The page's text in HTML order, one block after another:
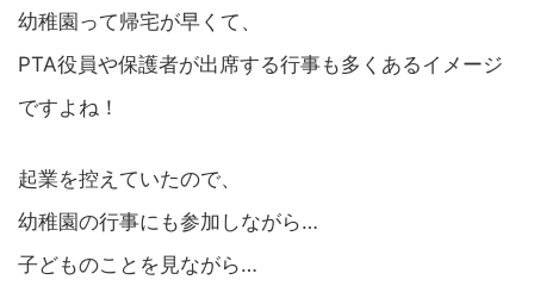
幼稚園って帰宅が早くて、
PTA役員や保護者が出席する行事も多くあるイメージ
ですよね！
起業を控えていたので、
幼稚園の行事にも参加しながら…
子どものことを見ながら…